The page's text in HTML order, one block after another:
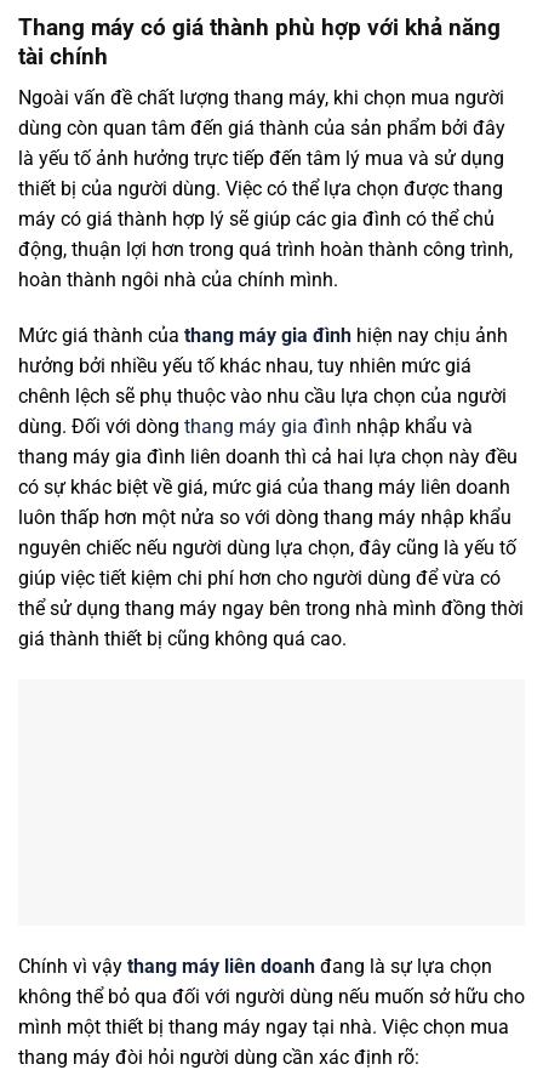
Thang máy có giá thành phù hợp với khả năng
tài chính
Ngoài vấn đề chất lượng thang máy, khi chọn mua người
dùng còn quan tâm đến giá thành của sản phẩm bởi đây
là yếu tố ảnh hưởng trực tiếp đến tâm lý mua và sử dụng
thiết bị của người dùng. Việc có thể lựa chọn được thang
máy có giá thành hợp lý sẽ giúp các gia đình có thể chủ
động, thuận lợi hơn trong quá trình hoàn thành công trình,
hoàn thành ngôi nhà của chính mình.
Mức giá thành của thang máy gia đình hiện nay chịu ảnh
hưởng bởi nhiều yếu tố khác nhau, tuy nhiên mức giá
chênh lệch sẽ phụ thuộc vào nhu cầu lựa chọn của người
dùng. Đối với dòng thang máy gia đình nhập khẩu và
thang máy gia đình liên doanh thì cả hai lựa chọn này đều
có sự khác biệt về giá, mức giá của thang máy liên doanh
luôn thấp hơn một nửa so với dòng thang máy nhập khẩu
nguyên chiếc nếu người dùng lựa chọn, đây cũng là yếu tố
giúp việc tiết kiệm chi phí hơn cho người dùng để vừa có
thể sử dụng thang máy ngay bên trong nhà mình đồng thời
giá thành thiết bị cũng không quá cao.
Chính vì vậy thang máy liên doanh đang là sự lựa chọn
không thể bỏ qua đối với người dùng nếu muốn sở hữu cho
mình một thiết bị thang máy ngay tại nhà. Việc chọn mua
thang máy đòi hỏi người dùng cần xác định rõ: